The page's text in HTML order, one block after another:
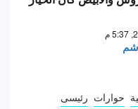
حوارات رئيسى